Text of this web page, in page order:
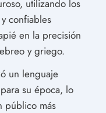
utilizando los
confiables
en la precisión
y griego.
un lenguaje
su época, lo
público más